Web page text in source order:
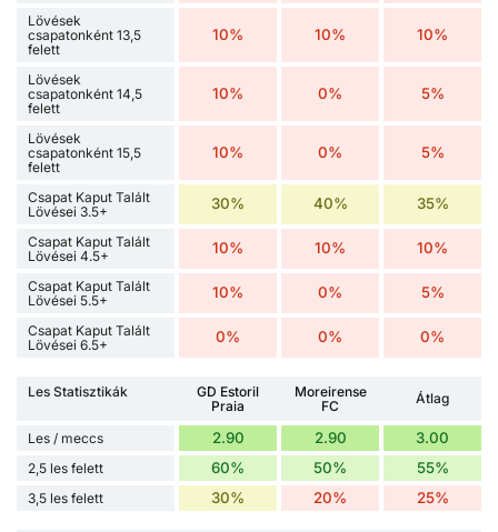
Lövések
csapatonként 13,5
felett
10% 10% 10%
Lövések
csapatonként 14,5
felett
10% 0% 5%
Lövések
csapatonként 15,5
felett
10% 0% 5%
Csapat Kaput Talált
Lövései 3.5+
30% 40% 35%
Csapat Kaput Talált
Lövései 4.5+
10% 10% 10%
Csapat Kaput Talált
Lövései 5.5+
10% 0% 5%
Csapat Kaput Talált
Lövései 6.5+
0% 0% 0%
Les Statisztikák
GD Estoril
Praia
Moreirense
FC
Átlag
Les / meccs 2.90 2.90 3.00
2,5 les felett 60% 50% 55%
3,5 les felett 30% 20% 25%